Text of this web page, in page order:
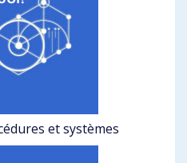
et systèmes